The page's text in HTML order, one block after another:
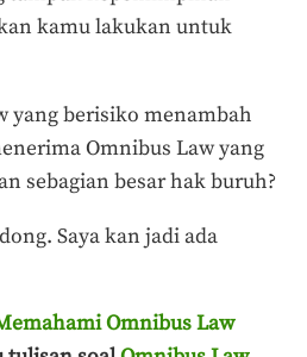
kamu lakukan untuk
yang berisiko menambah
Omnibus Law yang
sebagian besar hak buruh?
Saya kan jadi ada
Omnibus Law